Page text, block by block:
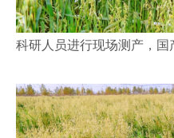
科研人员进行现场测产，国